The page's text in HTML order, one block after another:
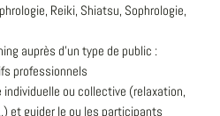
Reiki, Shiatsu, Sophrologie,
auprès d'un type de public :
professionnels
ou collective (relaxation,
et guider le ou les participants